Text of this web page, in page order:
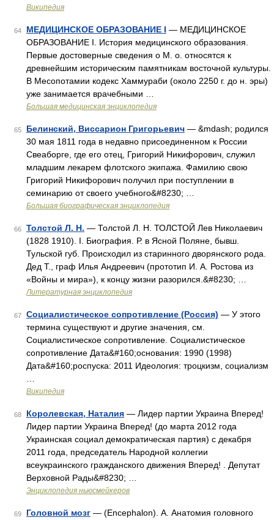
Википедия
64 МЕДИЦИНСКОЕ ОБРАЗОВАНИЕ I — МЕДИЦИНСКОЕ
ОБРАЗОВАНИЕ I. История медицинского образования.
Первые достоверные сведения о М. о. относятся к
древнейшим историческим памятникам восточной культуры.
В Месопотамии кодекс Хаммураби (около 2250 г. до н. эры)
уже занимается врачебными …
Большая медицинская энциклопедия
65 Белинский, Виссарион Григорьевич — &mdash; родился
30 мая 1811 года в недавно присоединенном к России
Свеаборге, где его отец, Григорий Никифорович, служил
младшим лекарем флотского экипажа. Фамилию свою
Григорий Никифорович получил при поступлении в
семинарию от своего учебного&#8230; …
Большая биографическая энциклопедия
66 Толстой Л. Н. — Толстой Л. Н. ТОЛСТОЙ Лев Николаевич
(1828 1910). I. Биография. Р. в Ясной Поляне, бывш.
Тульской губ. Происходил из старинного дворянского рода.
Дед Т., граф Илья Андреевич (прототип И. А. Ростова из
«Войны и мира»), к концу жизни разорился.&#8230; …
Литературная энциклопедия
67 Социалистическое сопротивление (Россия) — У этого
термина существуют и другие значения, см.
Социалистическое сопротивление. Социалистическое
сопротивление Дата&#160;основания: 1990 (1998)
Дата&#160;роспуска: 2011 Идеология: троцкизм, социализм
Википедия
68 Королевская, Наталия — Лидер партии Украина Вперед!
Лидер партии Украина Вперед! (до марта 2012 года
Украинская социал демократическая партия) с декабря
2011 года, председатель Народной коллегии
всеукраинского гражданского движения Вперед! . Депутат
Верховной Рады&#8230; …
Энциклопедия ньюсмейкеров
69 Головной мозг — (Encephalon). А. Анатомия головного